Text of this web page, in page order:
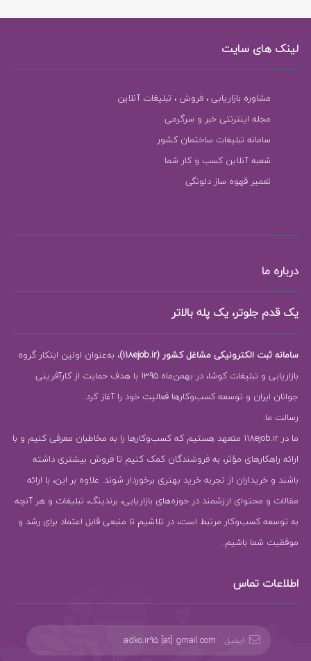
لینک های سایت
مشاوره بازاریابی ، فروش ، تبلیغات آنلاین
مجله اینترنتی خبر و سرگرمی
سامانه تبلیغات ساختمان کشور
شعبه آنلاین کسب و کار شما
تعمیر قهوه ساز دلونگی
درباره ما
یک قدم جلوتر، یک پله بالاتر
سامانه ثبت الکترونیکی مشاغل کشور (118ejob.ir)
، به‌عنوان اولین ابتکار گروه
بازاریابی و تبلیغات کوشا، در بهمن‌ماه 1395 با هدف حمایت از کارآفرینی
جوانان ایران و توسعه کسب‌وکارها فعالیت خود را آغاز کرد.
رسالت ما:
ما در 118ejob.ir متعهد هستیم که کسب‌وکارها را به مخاطبان معرفی کنیم و با
ارائه راهکارهای مؤثر، به فروشندگان کمک کنیم تا فروش بیشتری داشته
باشند و خریداران از تجربه خرید بهتری برخوردار شوند. علاوه بر این، با ارائه
مقالات و محتوای ارزشمند در حوزه‌های بازاریابی، برندینگ، تبلیغات و هر آنچه
به توسعه کسب‌وکار مرتبط است، در تلاشیم تا منبعی قابل اعتماد برای رشد و
موفقیت شما باشیم.
اطلاعات تماس
ایمیل: adko.ir95 [at] gmail.com